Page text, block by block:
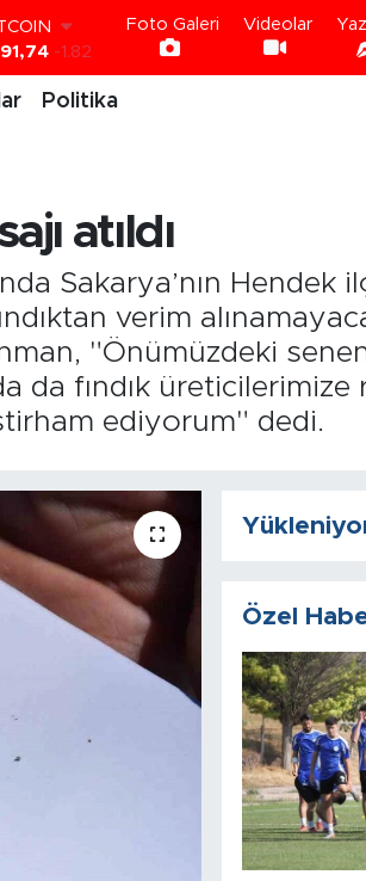
0.02
0.19
0.19
Foto Galeri Videolar
Politika
atıldı
Sakarya’nın Hendek
verim
"Önümüzdeki
da fındık üreticilerimize
ediyorum" dedi.
Özel